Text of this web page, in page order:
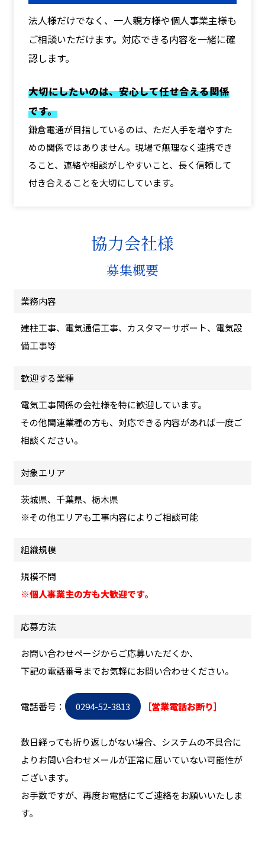
法人様だけでなく、一人親方様や個人事業主様も
ご相談いただけます。対応できる内容を一緒に確
認します。
大切にしたいのは、安心して任せ合える関係
です。
鎌倉電通が目指しているのは、ただ人手を増やすた
めの関係ではありません。現場で無理なく連携でき
ること、連絡や相談がしやすいこと、長く信頼して
付き合えることを大切にしています。
協力会社様
募集概要
業務内容
建柱工事、電気通信工事、カスタマーサポート、電気設
備工事等
歓迎する業種
電気工事関係の会社様を特に歓迎しています。
その他関連業種の方も、対応できる内容があれば一度ご
相談ください。
対象エリア
茨城県、千葉県、栃木県
※その他エリアも工事内容によりご相談可能
組織規模
規模不問
※個人事業主の方も大歓迎です。
応募方法
お問い合わせページからご応募いただくか、
下記の電話番号までお気軽にお問い合わせください。
電話番号： 0294-52-3813 ［営業電話お断り］
数日経っても折り返しがない場合、システムの不具合に
よりお問い合わせメールが正常に届いていない可能性が
ございます。
お手数ですが、再度お電話にてご連絡をお願いいたしま
す。